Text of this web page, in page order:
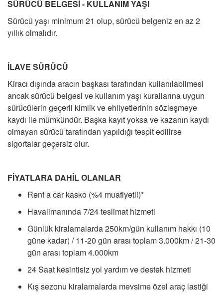
SÜRÜCÜ BELGESİ - KULLANIM YAŞI
Sürücü yaşı minimum 21 olup, sürücü belgeniz en az 2
yıllık olmalıdır.
İLAVE SÜRÜCÜ
Kiracı dışında aracın başkası tarafından kullanılabilmesi
ancak sürücü belgesi ve kullanım yaşı kurallarına uygun
sürücülerin geçerli kimlik ve ehliyetlerinin sözleşmeye
kaydı ile mümkündür. Başka kayıt yoksa ve kazanın kaydı
olmayan sürücü tarafından yapıldığı tespit edilirse
sigortalar geçersiz olur.
FİYATLARA DAHİL OLANLAR
Rent a car kasko (%4 muafiyetli)*
Havalimanında 7/24 teslimat hizmeti
Günlük kiralamalarda 250km/gün kullanım hakkı (10
güne kadar) / 11-20 gün arası toplam 3.000km / 21-30
gün arası toplam 4.000km
24 Saat kesintisiz yol yardım ve destek hizmeti
Kış sezonu kiralamalarda mevsime özel araç lastiği